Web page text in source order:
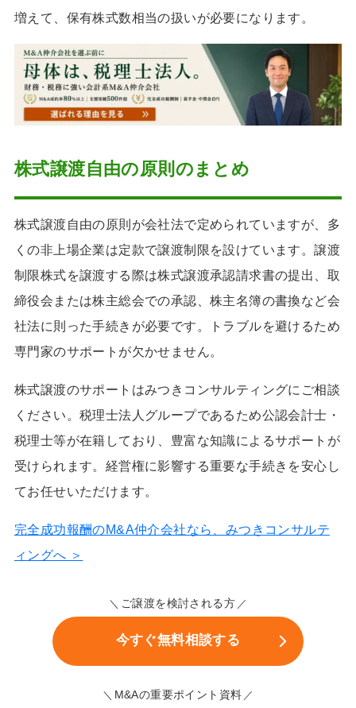
増えて、保有株式数相当の扱いが必要になります。
株式譲渡自由の原則のまとめ
株式譲渡自由の原則が会社法で定められていますが、多
くの非上場企業は定款で譲渡制限を設けています。譲渡
制限株式を譲渡する際は株式譲渡承認請求書の提出、取
締役会または株主総会での承認、株主名簿の書換など会
社法に則った手続きが必要です。トラブルを避けるため
専門家のサポートが欠かせません。
株式譲渡のサポートはみつきコンサルティングにご相談
ください。税理士法人グループであるため公認会計士・
税理士等が在籍しており、豊富な知識によるサポートが
受けられます。経営権に影響する重要な手続きを安心し
てお任せいただけます。
完全成功報酬のM&A仲介会社なら、みつきコンサルテ
ィングへ ＞
ご譲渡を検討される方
今すぐ無料相談する
M&Aの重要ポイント資料